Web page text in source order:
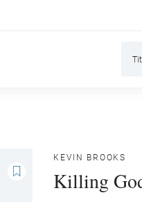
KEVIN BROOKS
Killing